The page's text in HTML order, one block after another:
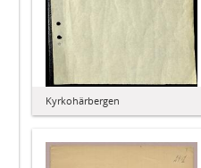
Kyrkohärbergen